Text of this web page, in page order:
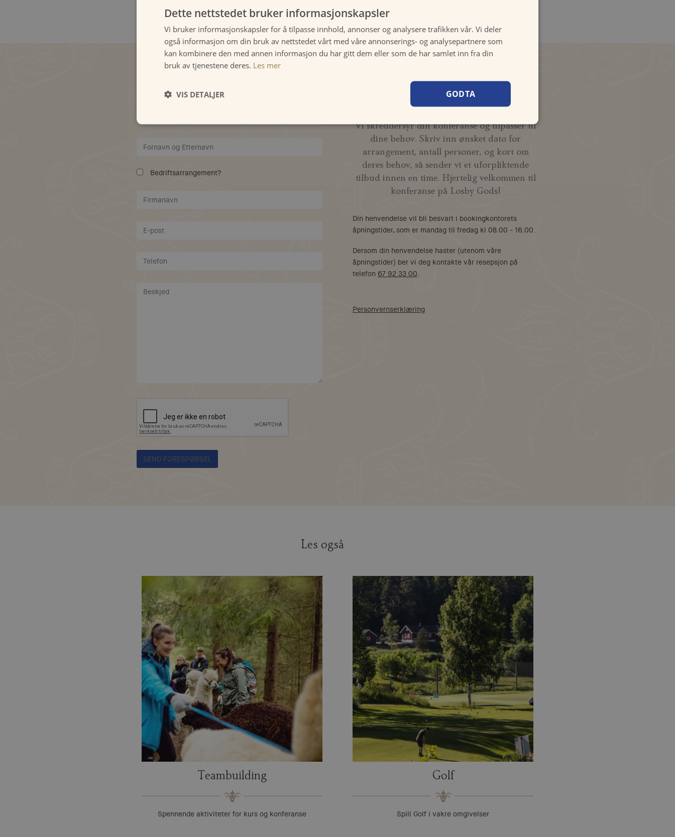
Påkrevde felter er merket med
Bedriftsarrangement?
Vi skreddersyr din konferanse og tilpasser til
dine behov. Skriv inn ønsket dato for
arrangement, antall personer, og kort om
deres behov, så sender vi et uforpliktende
tilbud innen en time. Hjertelig velkommen til
konferanse på Losby Gods!
Din henvendelse vil bli besvart i bookingkontorets
åpningstider, som er mandag til fredag kl 08.00 - 16.00.
Dersom din henvendelse haster (utenom våre
åpningstider) ber vi deg kontakte vår resepsjon på
telefon 67 92 33 00.
Personvernserklæring
Les også
Teambuilding
Spennende aktiviteter for kurs og konferanse
Golf
Spill Golf i vakre omgivelser
Dette nettstedet bruker informasjonskapsler
Vi bruker informasjonskapsler for å tilpasse innhold, annonser og analysere trafikken vår. Vi deler
også informasjon om din bruk av nettstedet vårt med våre annonserings- og analysepartnere som
kan kombinere den med annen informasjon du har gitt dem eller som de har samlet inn fra din
bruk av tjenestene deres. Les mer
GODTA
VIS DETALJER